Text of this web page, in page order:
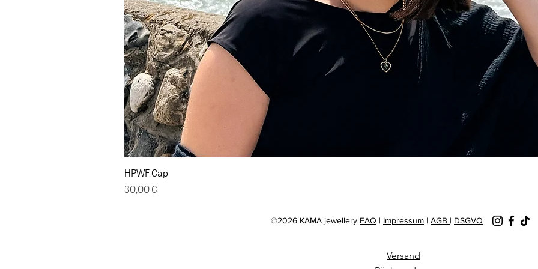
HPWF Cap
Preis
30,00 €
©2026 KAMA jewellery FAQ | Impressum | AGB | DSGVO
Versand